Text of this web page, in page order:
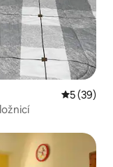
Průměrné
5 (39)